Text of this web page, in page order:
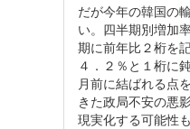
だが今年の韓国の
い。四半期別増加
期に前年比２桁を
４．２％と１桁に
月前に結ばれる点
きた政局不安の悪
現実化する可能性も